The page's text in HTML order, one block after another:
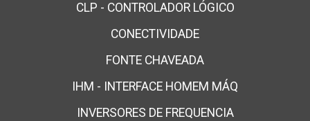
CLP - CONTROLADOR LÓGICO
CONECTIVIDADE
FONTE CHAVEADA
IHM - INTERFACE HOMEM MÁQ
INVERSORES DE FREQUENCIA